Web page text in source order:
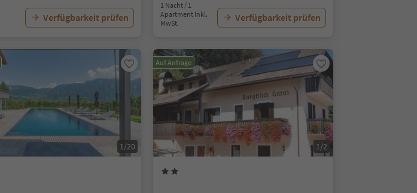
Verfügbarkeit prüfen
1 Nacht / 1
Apartment Inkl.
MwSt.
Verfügbarkeit prüfen
1/20
Auf Anfrage
1/2